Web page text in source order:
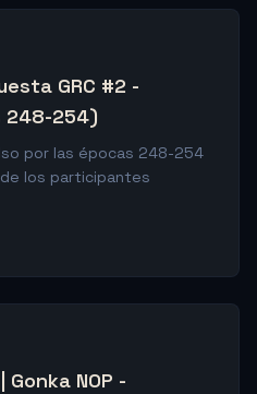
GRC #2 -
248-254)
por las épocas 248-254
de los participantes
NOP -